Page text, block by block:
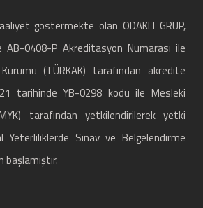
göstermekte olan ODAKLI GRUP,
AB-0408-P Akreditasyon Numarası ile
(TÜRKAK) tarafından akredite
tarihinde YB-0298 kodu ile Mesleki
tarafından yetkilendirilerek yetki
Yeterliliklerde Sınav ve Belgelendirme